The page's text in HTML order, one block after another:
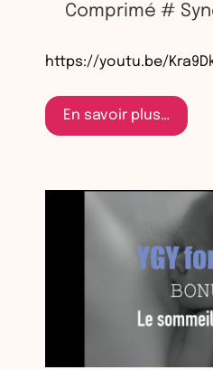
Comprimé #
https://youtu.be/
En savoir plus…